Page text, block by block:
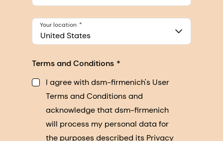
United States
Your location
Terms and Conditions
I agree with dsm-firmenich's User
Terms and Conditions and
acknowledge that dsm-firmenich
will process my personal data for
the purposes described its Privacy